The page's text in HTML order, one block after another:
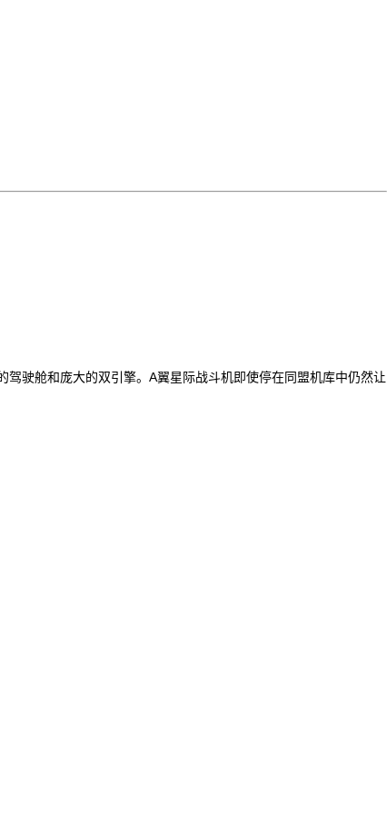
驶舱和庞大的双引擎。A翼星际战斗机即使停在同盟机库中仍然让